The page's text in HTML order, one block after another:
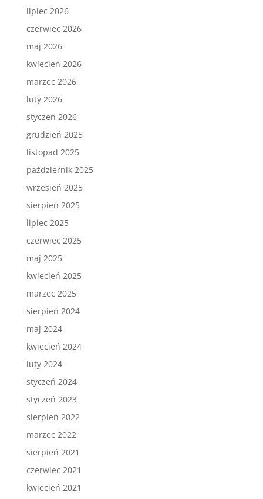
lipiec 2026
czerwiec 2026
maj 2026
kwiecień 2026
marzec 2026
luty 2026
styczeń 2026
grudzień 2025
listopad 2025
październik 2025
wrzesień 2025
sierpień 2025
lipiec 2025
czerwiec 2025
maj 2025
kwiecień 2025
marzec 2025
sierpień 2024
maj 2024
kwiecień 2024
luty 2024
styczeń 2024
styczeń 2023
sierpień 2022
marzec 2022
sierpień 2021
czerwiec 2021
kwiecień 2021